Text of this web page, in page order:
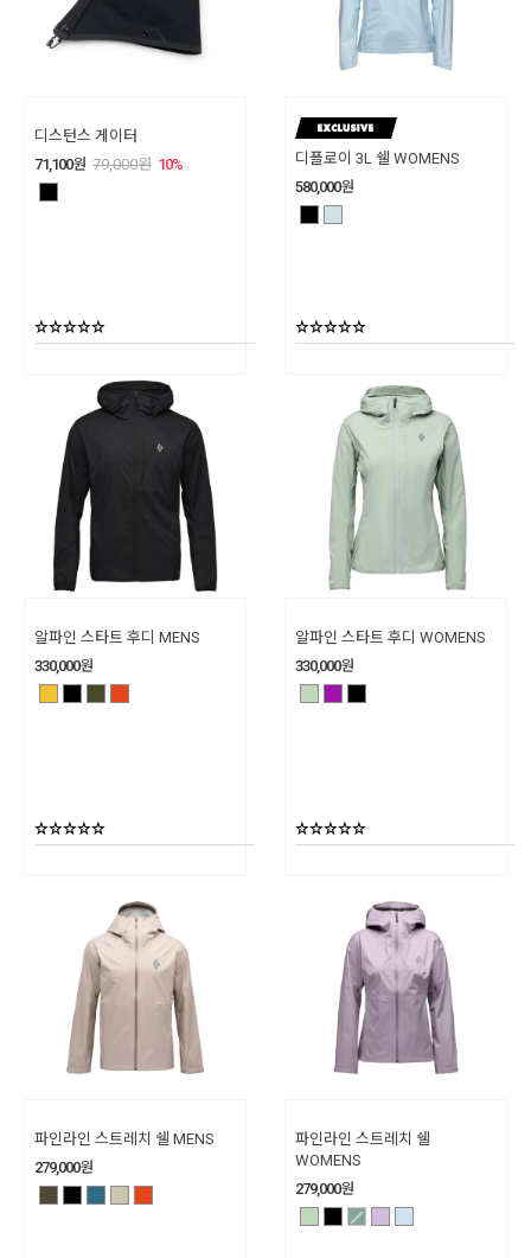
디스턴스 게이터
71,100원 79,000원 10%
디플로이 3L 쉘 WOMENS
580,000원
알파인 스타트 후디 MENS
330,000원
알파인 스타트 후디 WOMENS
330,000원
파인라인 스트레치 쉘 MENS
279,000원
파인라인 스트레치 쉘
WOMENS
279,000원